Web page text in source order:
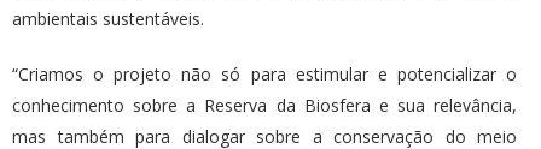
ambientais sustentáveis.
“Criamos o projeto não só para estimular e potencializar o
conhecimento sobre a Reserva da Biosfera e sua relevância,
mas também para dialogar sobre a conservação do meio